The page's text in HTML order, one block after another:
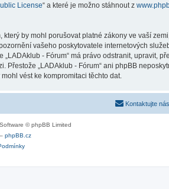
License“ a které je možno stáhnout z
by mohl porušovat platné zákony ve vaší
vašeho poskytovatele internetových
- Fórum“ má právo odstranit, upravit,
„LADAklub - Fórum“ ani phpBB
vést ke kompromitaci těchto dat.
Kontaktujte nás
© phpBB Limited
phpBB.cz